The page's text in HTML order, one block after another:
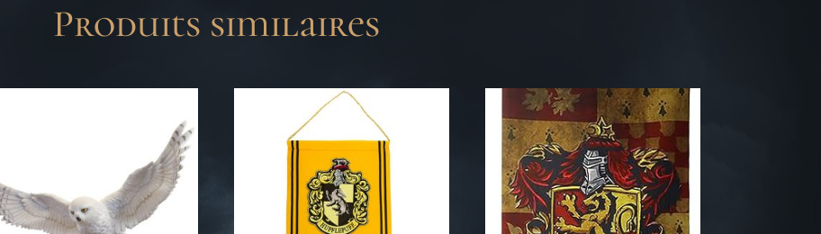
Produits similaires